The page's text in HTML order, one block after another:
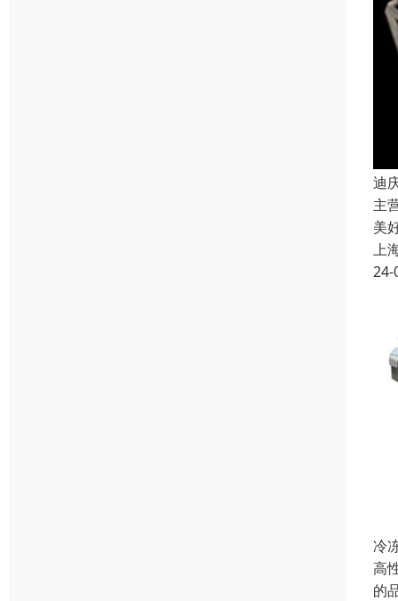
迪
主
美
上
24-
冷
高
的